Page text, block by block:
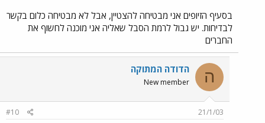
בסעיף הזיופים אני מבטיחה להצטיין, אבל לא מבטיחה כלום בקשר
לבדיחות. יש גבול לרמת הסבל שאליה אני מוכנה לחשוף את
החברים
ה הדודה המתוקה
New member
21/1/03
#10